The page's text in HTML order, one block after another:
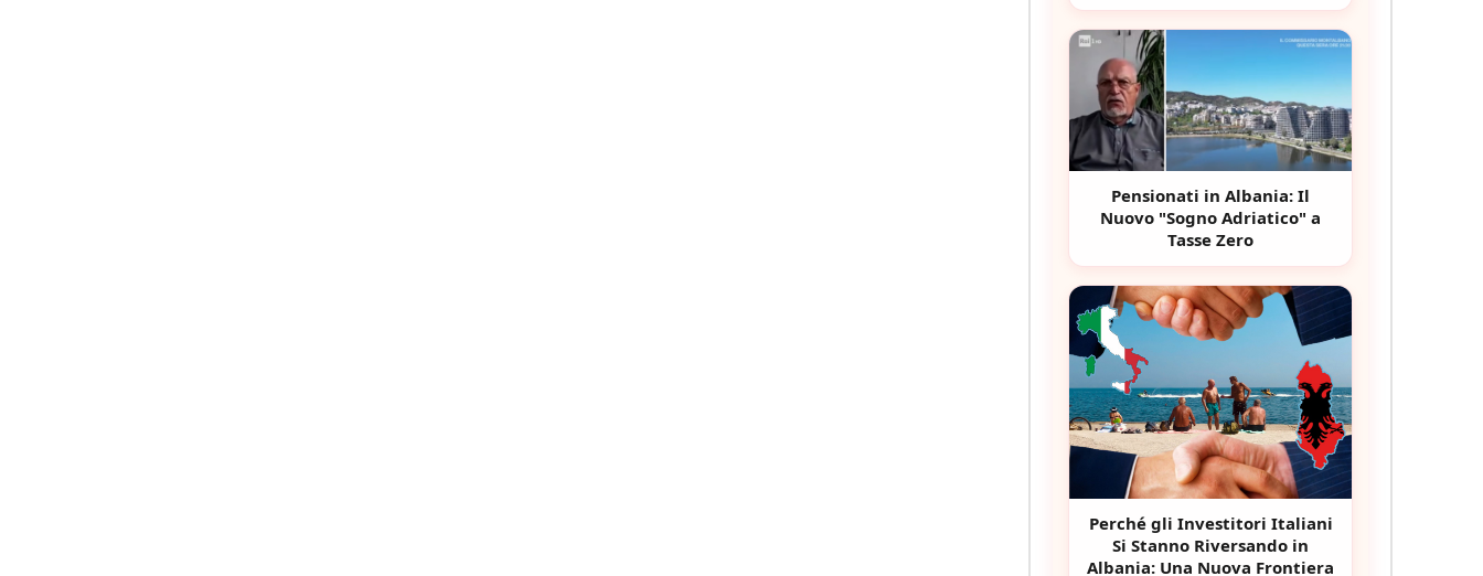
Pensionati in Albania: Il
Nuovo "Sogno Adriatico" a
Tasse Zero
Perché gli Investitori Italiani
Si Stanno Riversando in
Albania: Una Nuova Frontiera